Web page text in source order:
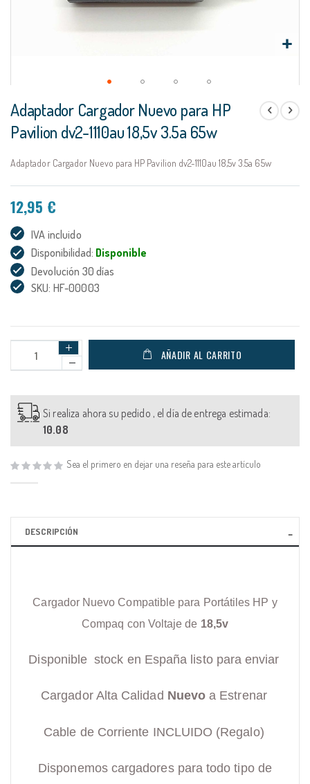
al
comienzo
de
galería
Adaptador Cargador Nuevo para HP
Pavilion dv2-1110au 18,5v 3.5a 65w
Adaptador Cargador Nuevo para HP Pavilion dv2-1110au 18,5v 3.5a 65w
12,95 €
IVA incluido
Disponibilidad: Disponible
Devolución 30 días
SKU: HF-00003
AÑADIR AL CARRITO
Si realiza ahora su pedido , el día de entrega estimada:
10.08
Sea el primero en dejar una reseña para este artículo
DESCRIPCIÓN
Cargador Nuevo Compatible para Portátiles HP y
Compaq con Voltaje de 18,5v
Disponible stock en España listo para enviar
Cargador Alta Calidad Nuevo a Estrenar
Cable de Corriente INCLUIDO (Regalo)
Disponemos cargadores para todo tipo de